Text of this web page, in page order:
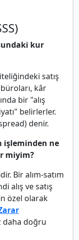
kur
satış
kâr
bir "alış
belirlerler.
denir.
işleminden ne
miyim?
Bir alım-satım
alış ve satış
özel olarak
daha doğru